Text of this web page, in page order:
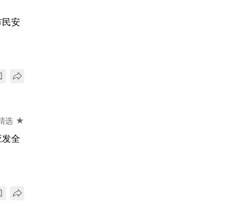
安
选 ★
全